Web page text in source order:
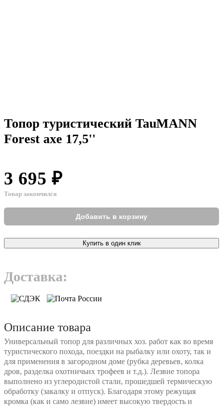
Топор туристический TauMANN
Forest axe 17,5''
3 695 ₽
Товар закончился
Добавить в корзину
Купить в один клик
Доставка:
Описание товара
Универсальный топор для различных хоз. работ как во время
туристического похода, поездки на рыбалку или охоту, так и
для применения в загородном доме (рубка деревьев, колка
дров, разделка охотничьих трофеев и т.д.). Лезвие топора
выполнено из углеродистой стали, прошедшей термическую
обработку (закалку и отпуск). Благодаря этому режущая
кромка (как и само лезвие) имеет высокую твердость и